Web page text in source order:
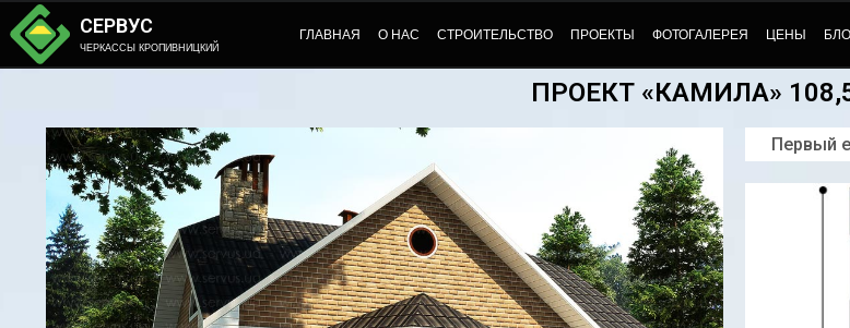
СЕРВУС
ЧЕРКАССЫ КРОПИВНИЦКИЙ
ГЛАВНАЯ О НАС СТРОИТЕЛЬСТВО ПРОЕКТЫ ФОТОГАЛЕРЕЯ ЦЕНЫ
ПРОЕКТ «КАМИЛА»
Первый